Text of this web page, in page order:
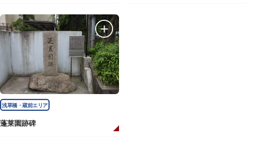
浅草橋・蔵前エリア
蓬莱園跡碑